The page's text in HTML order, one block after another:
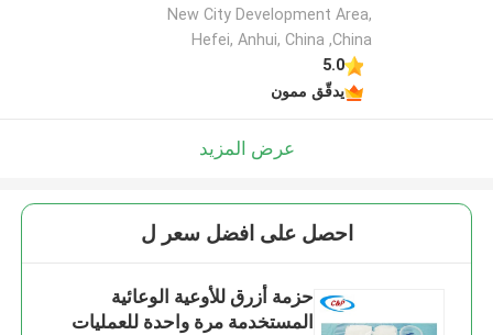
New City Development Area,
Hefei, Anhui, China ,China
5.0
يدقّق ممون
عرض المزيد
احصل على افضل سعر ل
حزمة أزرق للأوعية الوعائية
المستخدمة مرة واحدة للعمليات